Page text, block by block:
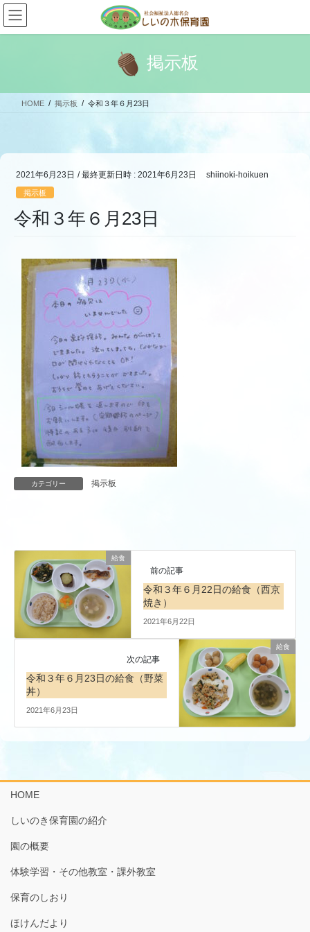
コ
ン
テ
ス
ナ
ビ
ゲ
ン
掲示板
HOME 掲示板 令和３年６月23日
2021年6月23日 / 最終更新日時 : 2021年6月23日 shiinoki-hoikuen
掲示板
令和３年６月23日
カテゴリー 掲示板
給食
前の記事
令和３年６月22日の給食（西京
焼き）
2021年6月22日
給食
次の記事
令和３年６月23日の給食（野菜
丼）
2021年6月23日
HOME
しいのき保育園の紹介
園の概要
体験学習・その他教室・課外教室
保育のしおり
ほけんだより